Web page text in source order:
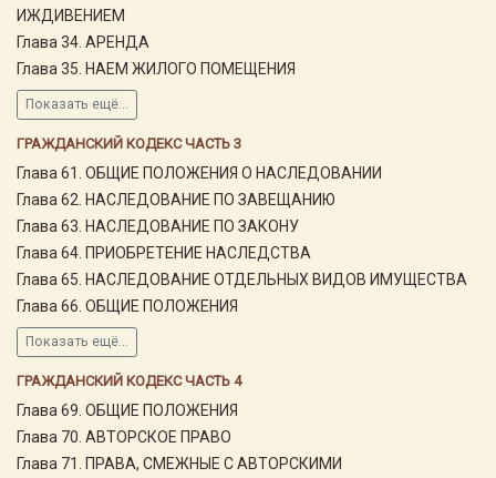
ИЖДИВЕНИЕМ
Глава 34. АРЕНДА
Глава 35. НАЕМ ЖИЛОГО ПОМЕЩЕНИЯ
Показать ещё...
ГРАЖДАНСКИЙ КОДЕКС ЧАСТЬ 3
Глава 61. ОБЩИЕ ПОЛОЖЕНИЯ О НАСЛЕДОВАНИИ
Глава 62. НАСЛЕДОВАНИЕ ПО ЗАВЕЩАНИЮ
Глава 63. НАСЛЕДОВАНИЕ ПО ЗАКОНУ
Глава 64. ПРИОБРЕТЕНИЕ НАСЛЕДСТВА
Глава 65. НАСЛЕДОВАНИЕ ОТДЕЛЬНЫХ ВИДОВ ИМУЩЕСТВА
Глава 66. ОБЩИЕ ПОЛОЖЕНИЯ
Показать ещё...
ГРАЖДАНСКИЙ КОДЕКС ЧАСТЬ 4
Глава 69. ОБЩИЕ ПОЛОЖЕНИЯ
Глава 70. АВТОРСКОЕ ПРАВО
Глава 71. ПРАВА, СМЕЖНЫЕ С АВТОРСКИМИ